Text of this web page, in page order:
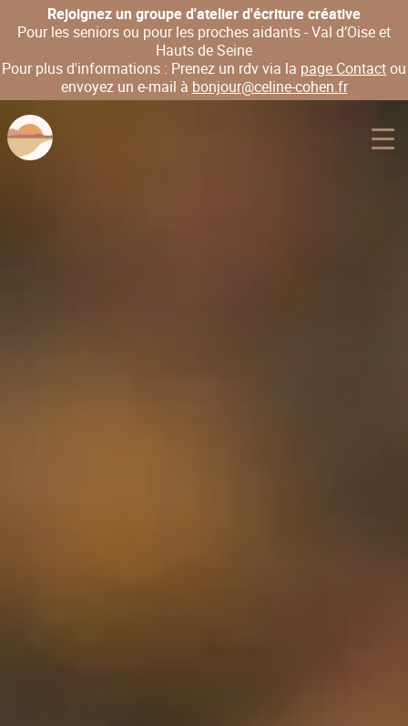
Rejoignez un groupe d'atelier d'écriture créative
Pour les seniors ou pour les proches aidants - Val d’Oise et
Hauts de Seine
Pour plus d'informations : Prenez un rdv via la page Contactou
envoyez un e-mail à bonjour@celine-cohen.fr